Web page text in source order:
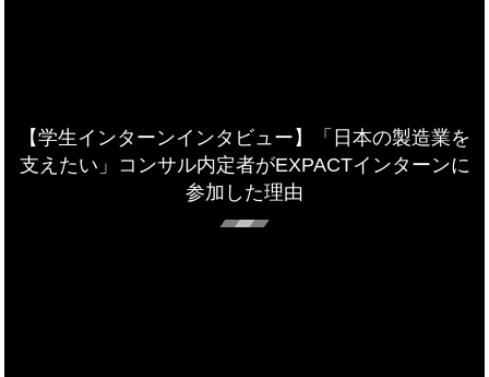
【学生インターンインタビュー】「日本の製造業を
支えたい」コンサル内定者がEXPACTインターンに
参加した理由